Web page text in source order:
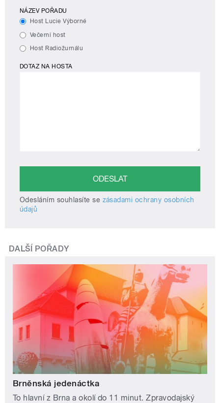
NÁZEV POŘADU
Host Lucie Výborné
Večerní host
Host Radiožurnálu
DOTAZ NA HOSTA
Odesláním souhlasíte se zásadami ochrany osobních
údajů
DALŠÍ POŘADY
Brněnská jedenáctka
To hlavní z Brna a okolí do 11 minut. Zpravodajský